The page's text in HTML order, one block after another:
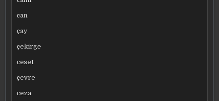
can
çay
çekirge
ceset
çevre
ceza